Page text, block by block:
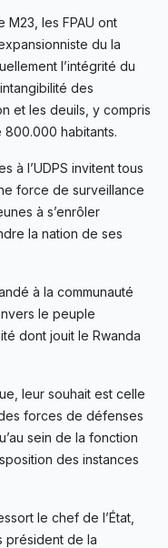
M23, les FPAU ont
du la
l’intégrité du
des
et les deuils, y compris
habitants.
à l’UDPS invitent tous
force de surveillance
à s’enrôler
la nation de ses
à la communauté
le peuple
dont jouit le Rwanda
leur souhait est celle
forces de défenses
sein de la fonction
des instances
le chef de l’État,
président de la